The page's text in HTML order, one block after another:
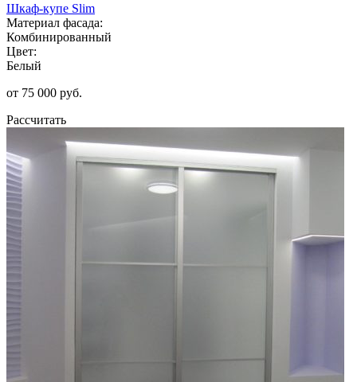
Шкаф-купе Slim
Материал фасада:
Комбинированный
Цвет:
Белый
от 75 000 руб.
Рассчитать